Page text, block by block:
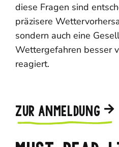
diese Fragen sind
präzisere
sondern auch eine
Wettergefahren besser
reagiert.
ZUR ANMELDUNG